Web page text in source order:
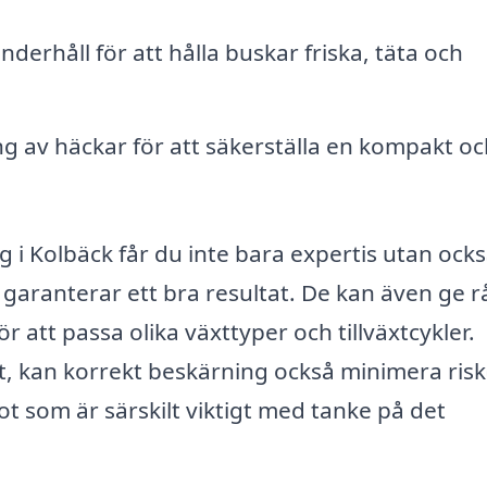
för att hålla buskar friska, täta och
av häckar för att säkerställa en kompakt
Kolbäck får du inte bara expertis utan
ett bra resultat. De kan även ge
att passa olika växttyper och tillväxtcykler.
korrekt beskärning också minimera
som är särskilt viktigt med tanke på det